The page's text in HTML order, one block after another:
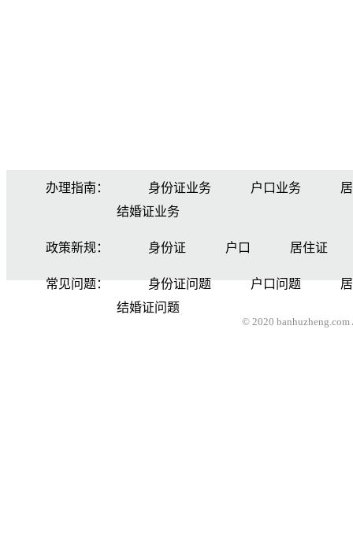
办理指南： 身份证业务 户口业务
结婚证业务
政策新规： 身份证 户口 居住证
常见问题： 身份证问题 户口问题
结婚证问题
© 2020